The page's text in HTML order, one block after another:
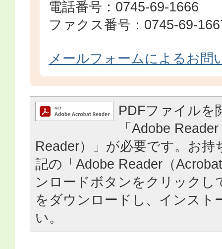
電話番号：0745-69-1666
ファクス番号：0745-69-
メールフォームによるお問
PDFファイルを
「Adobe
Reader）」が必要です。お持
記の「Adobe Reader（
ンロードボタンをクリックし
をダウンロードし、インスト
い。